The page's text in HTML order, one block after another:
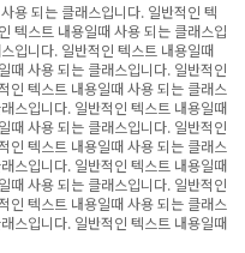
되는 클래스입니다. 일반적인 텍
텍스트 내용일때 사용 되는 클래스입
입니다. 일반적인 텍스트 내용일때
때 사용 되는 클래스입니다. 일반적인
인 텍스트 내용일때 사용 되는 클래스
스입니다. 일반적인 텍스트 내용일때
때 사용 되는 클래스입니다. 일반적인
인 텍스트 내용일때 사용 되는 클래스
스입니다. 일반적인 텍스트 내용일때
때 사용 되는 클래스입니다. 일반적인
인 텍스트 내용일때 사용 되는 클래스
스입니다. 일반적인 텍스트 내용일때